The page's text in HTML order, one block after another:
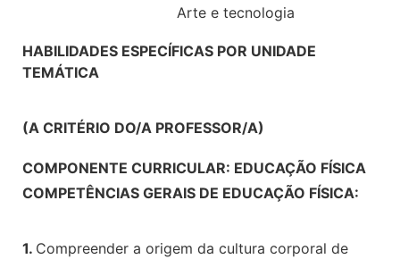
Arte e tecnologia
HABILIDADES ESPECÍFICAS POR UNIDADE
TEMÁTICA
(A CRITÉRIO DO/A PROFESSOR/A)
COMPONENTE CURRICULAR: EDUCAÇÃO FÍSICA
COMPETÊNCIAS GERAIS DE EDUCAÇÃO FÍSICA:
1. Compreender a origem da cultura corporal de